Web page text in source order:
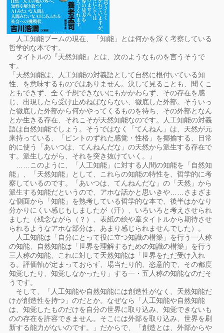
人工知能ブームの現在、「知能」とは何かを深く考察している
哲学的な本です。
タイトルの『天然知能』とは、次のようなものを言うそうで
す。
「天然知能は、人工知能の対義語として自然に根付いている知
性、を意味するものではありません。決して見ることも、聞くこ
ともできず、全く予想できないにもかかわらず、その存在を感
じ、出現したら受け止めねばならない、徹底した外部。そういっ
た徹底した外部から何かやってくるものを待ち、その外部となん
とか生きる存在、それこそが天然知能なのです。人工知能の対義
語は自然知能でしょう。そうではなく「てんねん」は、天然が元
来持っている、「ピントのずれた感覚・性格」を揶揄する、日常
的に使う「あいつは、てんねんだな」の天然から派生する存在で
す。派生しながら、それを突き抜けていく。」
……このように、「人工知能」に対する人間の知能を「自然知
能」、「天然知能」として、これらの知能の特性を、哲学的に考
察しているのです。「あいつは、てんねんだな」の「天然」から
派生する知能だというので、アホな話かと思いきや……さまざま
な側面から「知能」を熟考している哲学的な本で、後半はかなり
分かりにくい感じもしましたが（汗）、いろいろと考えさせられ
ました（残念ながら（？）、表紙の絵や章タイトルから期待させ
られるようなアホな部分は、あまり感じられませんでした）。
人工知能は「自分にとって役に立つ知識の構築」を行う一人称
の知能、自然知能は「世界を理解するための知識の構築」を行う
三人称の知能、これに対して天然知能は「世界をただ受け入れ
る。評価軸が定まっておらず、場当たり的、恣意的で、その都度
知覚したり、知覚しなかったり」する一・五人称の知能なのだそ
うです。
そして、「人工知能や自然知能には創造性がなく、天然知能だ
けが創造性を持つ」のだとか。なぜなら「人工知能や自然知能
は、知覚したものだけを自分の世界に取り込み、知覚できないも
のの存在を許容できません。そこには外部を取り込み、世界を刷
新する能力がないのです。」だからで、「創造とは、外部からや